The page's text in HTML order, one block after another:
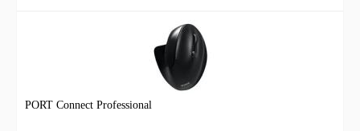
PORT Connect Professional